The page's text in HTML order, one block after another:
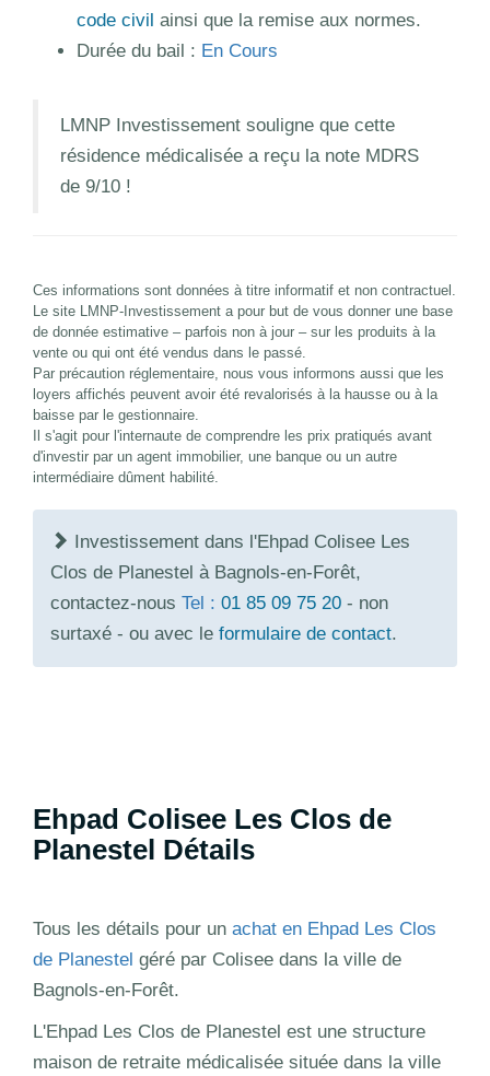
code civil ainsi que la remise aux normes.
Durée du bail : En Cours
LMNP Investissement souligne que cette
résidence médicalisée a reçu la note MDRS
de 9/10 !
Ces informations sont données à titre informatif et non contractuel.
Le site LMNP-Investissement a pour but de vous donner une base
de donnée estimative – parfois non à jour – sur les produits à la
vente ou qui ont été vendus dans le passé.
Par précaution réglementaire, nous vous informons aussi que les
loyers affichés peuvent avoir été revalorisés à la hausse ou à la
baisse par le gestionnaire.
Il s'agit pour l'internaute de comprendre les prix pratiqués avant
d'investir par un agent immobilier, une banque ou un autre
intermédiaire dûment habilité.
Investissement dans l'Ehpad Colisee Les
Clos de Planestel à Bagnols-en-Forêt,
contactez-nous Tel : 01 85 09 75 20 - non
surtaxé - ou avec le formulaire de contact.
Ehpad Colisee Les Clos de
Planestel Détails
Tous les détails pour un achat en Ehpad Les Clos
de Planestel géré par Colisee dans la ville de
Bagnols-en-Forêt.
L'Ehpad Les Clos de Planestel est une structure
maison de retraite médicalisée située dans la ville